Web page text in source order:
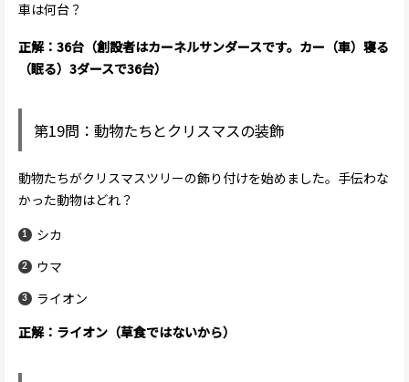
車は何台？
正解：36台（創設者はカーネルサンダースです。カー（車）寝る
（眠る）3ダースで36台）
第19問：動物たちとクリスマスの装飾
動物たちがクリスマスツリーの飾り付けを始めました。手伝わな
かった動物はどれ？
シカ
ウマ
ライオン
正解：ライオン（草食ではないから）